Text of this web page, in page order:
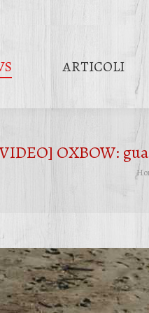
ARTICOLI
OXBOW: